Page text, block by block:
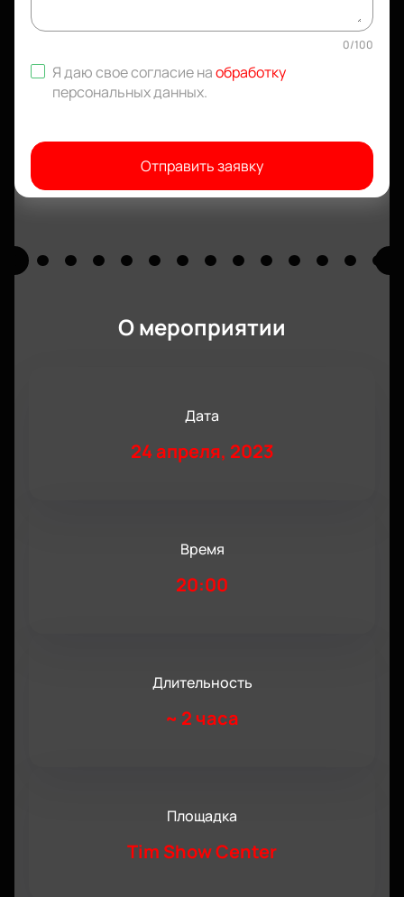
0/100
Я даю свое согласие наобработку
персональных данных.
Отправить заявку
О мероприятии
Дата
24 апреля, 2023
Время
20:00
Длительность
~ 2 часа
Площадка
Tim Show Center